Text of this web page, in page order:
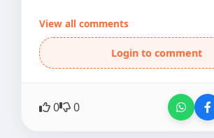
View all comments
Login to comment
0 0